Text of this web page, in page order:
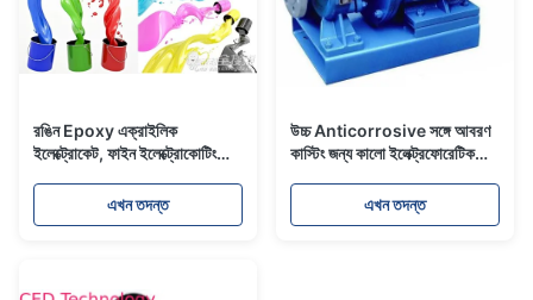
রঙিন Epoxy এক্রাইলিক
ইলেক্ট্রোকেট, ফাইন ইলেক্ট্রোকোটিং
এখন তদন্ত
উচ্চ Anticorrosive সঙ্গে আবরণ
কাস্টিং জন্য কালো ইলেক্ট্রফোরেটিক
এখন তদন্ত